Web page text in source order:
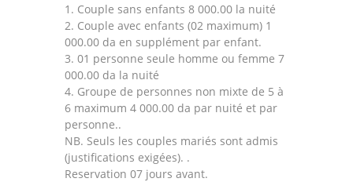
1. Couple sans enfants 8 000.00 la nuité
2. Couple avec enfants (02 maximum) 1
000.00 da en supplément par enfant.
3. 01 personne seule homme ou femme 7
000.00 da la nuité
4. Groupe de personnes non mixte de 5 à
6 maximum 4 000.00 da par nuité et par
personne..
NB. Seuls les couples mariés sont admis
(justifications exigées). .
Reservation 07 jours avant.